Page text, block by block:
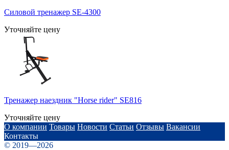
Силовой тренажер SE-4300
Уточняйте цену
Тренажер наездник "Horse rider" SE816
Уточняйте цену
О компании Товары Новости Статьи Отзывы Вакансии
Контакты
© 2019—2026